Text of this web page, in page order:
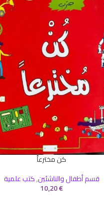
كن مخترعاً
قسم أطفال والناشئين,كتب علمية
10,20€